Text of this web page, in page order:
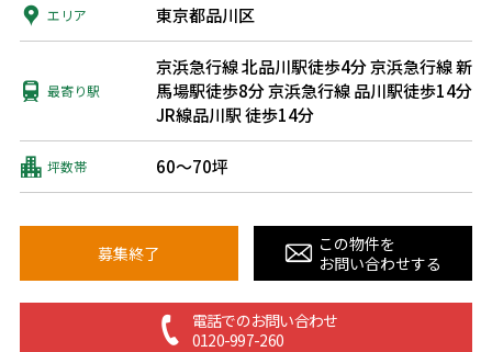
エリア 東京都品川区
最寄り駅
京浜急行線 北品川駅徒歩4分京浜急行線 新
馬場駅徒歩8分京浜急行線 品川駅徒歩14分
JR線品川駅 徒歩14分
坪数帯 60～70坪
募集終了
この物件を
お問い合わせする
電話でのお問い合わせ
0120-997-260